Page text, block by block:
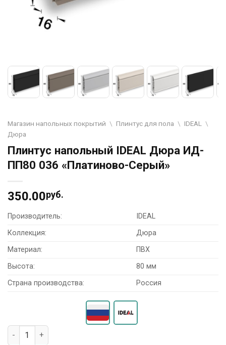
Магазин напольных покрытий \ Плинтус для пола \ IDEAL
\
Дюра
Плинтус напольный IDEAL Дюра ИД-
ПП80 036 «Платиново-Серый»
350.00руб.
Производитель:
IDEAL
Коллекция:
Дюра
Материал:
ПВХ
Высота:
80 мм
Страна производства:
Россия
Количество товара Плинтус напольный IDEAL Дюра ИД-